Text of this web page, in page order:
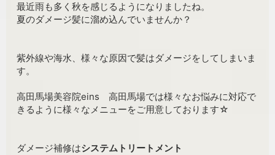
最近雨も多く秋を感じるようになりましたね。
夏のダメージ髪に溜め込んでいませんか？
紫外線や海水、様々な原因で髪はダメージをしてしまいま
す。
高田馬場美容院eins 高田馬場では様々なお悩みに対応で
きるように様々なメニューをご用意しております☆
ダメージ補修はシステムトリートメント